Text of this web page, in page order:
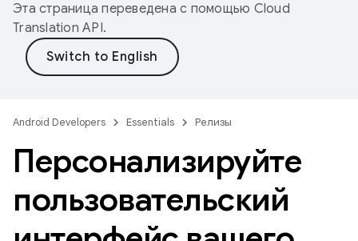
Эта страница переведена с помощью Cloud
Translation API.
Android Developers Essentials Релизы
Персонализируйте
пользовательский